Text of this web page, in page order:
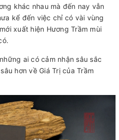
khác nhau mà đến nay vẫn
kể đến việc chỉ có vài vùng
xuất hiện Hương Trầm mùi
ai có cảm nhận sâu sắc
hơn về Giá Trị của Trầm